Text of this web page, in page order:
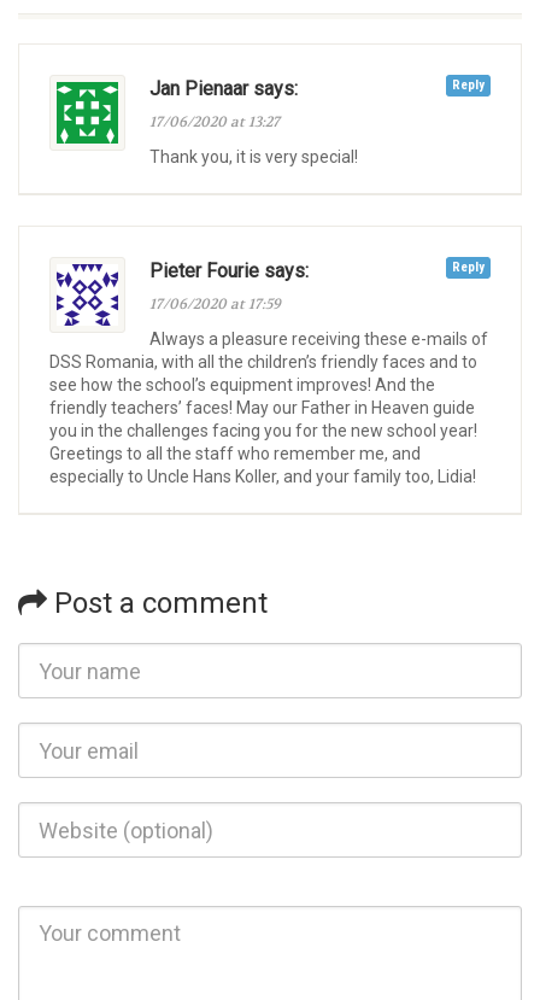
Reply
Jan Pienaar says:
17/06/2020 at 13:27
Thank you, it is very special!
Reply
Pieter Fourie says:
17/06/2020 at 17:59
Always a pleasure receiving these e-mails of
DSS Romania, with all the children’s friendly faces and to
see how the school’s equipment improves! And the
friendly teachers’ faces! May our Father in Heaven guide
you in the challenges facing you for the new school year!
Greetings to all the staff who remember me, and
especially to Uncle Hans Koller, and your family too, Lidia!
Post a comment